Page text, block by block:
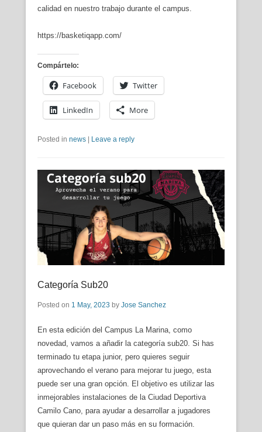
calidad en nuestro trabajo durante el campus.
https://basketiqapp.com/
Compártelo:
Facebook Twitter
LinkedIn More
Posted in news | Leave a reply
Categoría Sub20
Posted on 1 May, 2023 by Jose Sanchez
En esta edición del Campus La Marina, como
novedad, vamos a añadir la categoría sub20. Si has
terminado tu etapa junior, pero quieres seguir
aprovechando el verano para mejorar tu juego, esta
puede ser una gran opción. El objetivo es utilizar las
inmejorables instalaciones de la Ciudad Deportiva
Camilo Cano, para ayudar a desarrollar a jugadores
que quieran dar un paso más en su formación.